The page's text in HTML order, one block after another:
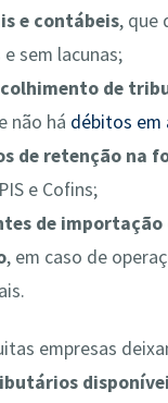
e contábeis, que
sem lacunas;
de
não há débitos em
de retenção na
e Cofins;
de importação
, em caso de
empresas